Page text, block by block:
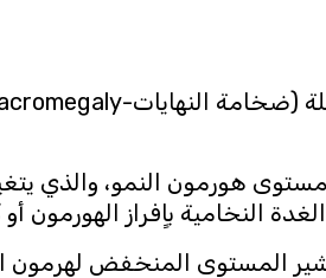
هورمون النمو، والذي
النخامية باٍفراز الهورمون
المستوى المنخفض لهرمون